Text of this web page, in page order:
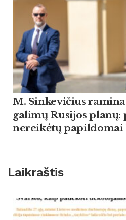
M. Sinkevičius
galimų Rusijos planų:
nereikėtų
Laikraštis